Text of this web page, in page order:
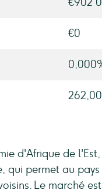
€0
d'Afrique de
permet au
Le marché